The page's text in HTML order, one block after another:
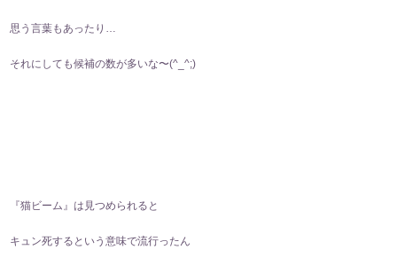
思う言葉もあったり…
それにしても候補の数が多いな〜(^_^;)
『猫ビーム』は見つめられると
キュン死するという意味で流行ったん